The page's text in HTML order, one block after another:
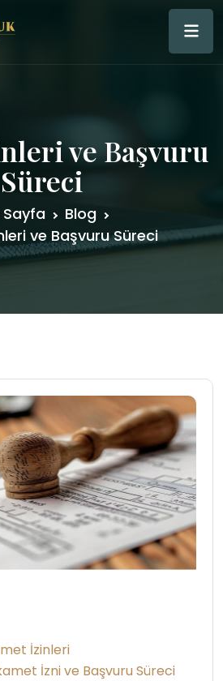
ve Başvuru
Süreci
Blog
ve Başvuru Süreci
İzinleri
İzni ve Başvuru Süreci